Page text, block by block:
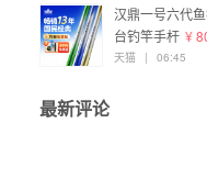
汉鼎一号六代
台钓竿手杆 ¥
天猫 | 06:45
最新评论